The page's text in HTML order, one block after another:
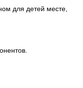
для детей месте,